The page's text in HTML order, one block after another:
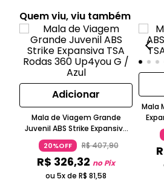
Quem viu, viu também
Adicionar
Mala de Viagem Grande
Juvenil ABS Strike Expansiva
TSA Rodas 360 Up4you
20%OFF R$407,90
R$ 326,32 no Pix
ou 5x de R$ 81,58
Mala